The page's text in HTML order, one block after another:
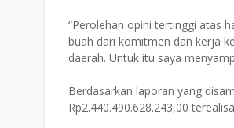
“Perolehan opini tertinggi atas
buah dari komitmen dan kerja
daerah. Untuk itu saya
Berdasarkan laporan yang
Rp2.440.490.628.243,00